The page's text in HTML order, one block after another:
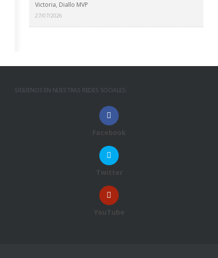
Victoria, Diallo MVP
27/07/2026
SÍGUENOS EN NUESTRAS REDES SOCIALES:
Facebook
Twitter
YouTube